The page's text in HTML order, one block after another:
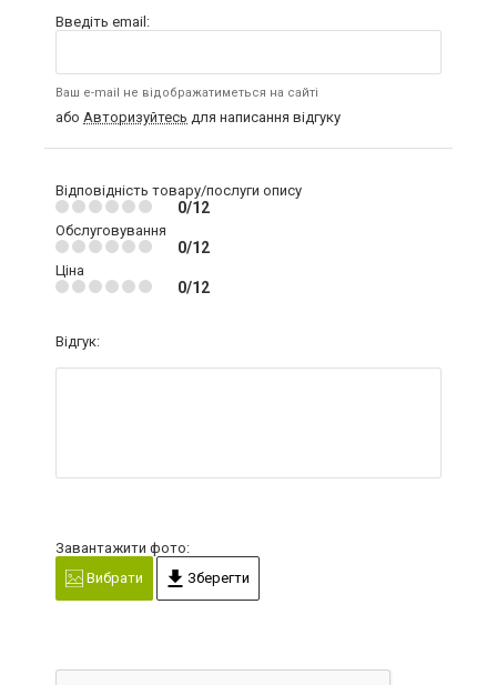
Введіть email:
Ваш e-mail не відображатиметься на сайті
або Авторизуйтесь для написання відгуку
Відповідність товару/послуги опису
0/12
Обслуговування
0/12
Ціна
0/12
Відгук:
Завантажити фото:
Вибрати
Зберегти